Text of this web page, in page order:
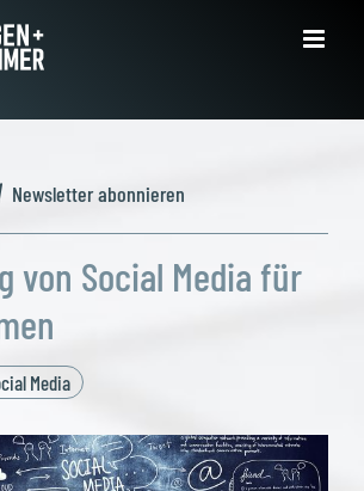
Newsletter abonnieren
von Social Media für
Media